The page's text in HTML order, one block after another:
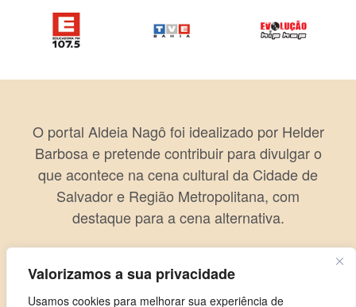
Valorizamos a sua privacidade
Usamos cookies para melhorar sua experiência de
O portal Aldeia Nagô foi idealizado por Helder
Barbosa e pretende contribuir para divulgar o
que acontece na cena cultural da Cidade de
Salvador e Região Metropolitana, com
destaque para a cena alternativa.